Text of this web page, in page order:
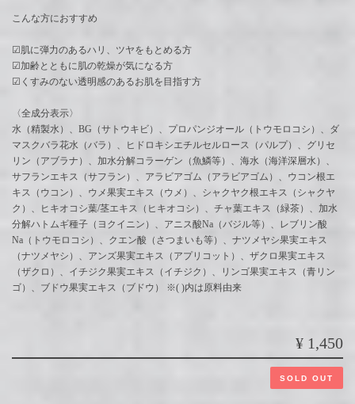
こんな方におすすめ
☑︎肌に弾力のあるハリ、ツヤをもとめる方
☑︎加齢とともに肌の乾燥が気になる方
☑︎くすみのない透明感のあるお肌を目指す方
〈全成分表示〉
水（精製水）、BG（サトウキビ）、プロパンジオール（トウモロコシ）、ダ
マスクバラ花水（バラ）、ヒドロキシエチルセルロース（パルプ）、グリセ
リン（アブラナ）、加水分解コラーゲン（魚鱗等）、海水（海洋深層水）、
サフランエキス（サフラン）、アラビアゴム（アラビアゴム）、ウコン根エ
キス（ウコン）、ウメ果実エキス（ウメ）、シャクヤク根エキス（シャクヤ
ク）、ヒキオコシ葉/茎エキス（ヒキオコシ）、チャ葉エキス（緑茶）、加水
分解ハトムギ種子（ヨクイニン）、アニス酸Na（バジル等）、レブリン酸
Na（トウモロコシ）、クエン酸（さつまいも等）、ナツメヤシ果実エキス
（ナツメヤシ）、アンズ果実エキス（アプリコット）、ザクロ果実エキス
（ザクロ）、イチジク果実エキス（イチジク）、リンゴ果実エキス（青リン
ゴ）、ブドウ果実エキス（ブドウ） ※( )内は原料由来
¥1,450
SOLD OUT